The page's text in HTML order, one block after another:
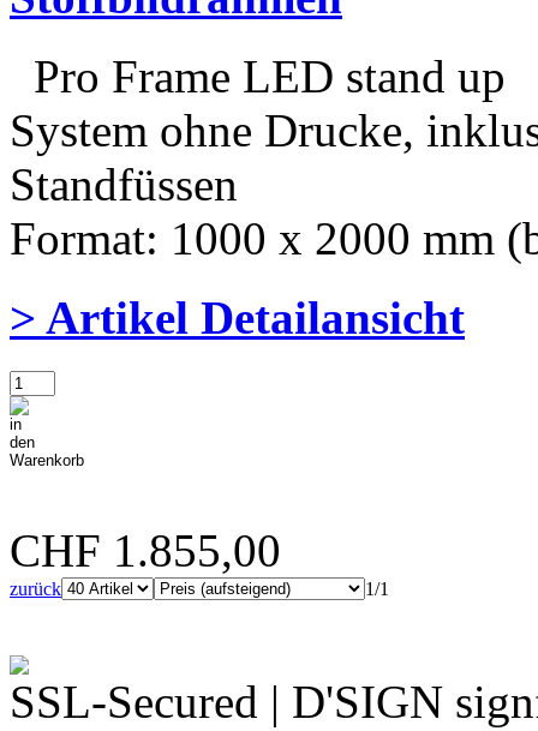
Pro Frame LED stand up
System ohne Drucke,
Standfüssen
Format: 1000 x 2000 mm
> Artikel Detailansicht
CHF 1.855,00
zurück 1/1
SSL-Secured | D'SIGN